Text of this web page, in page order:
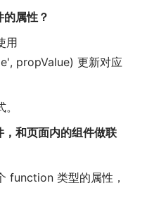
属性？
用
propValue) 更新对应
和页面内的组件做联
function 类型的属性，